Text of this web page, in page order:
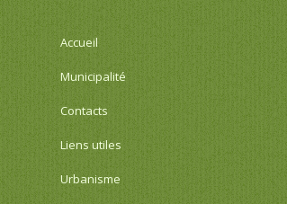
Accueil
Municipalité
Contacts
Liens utiles
Urbanisme